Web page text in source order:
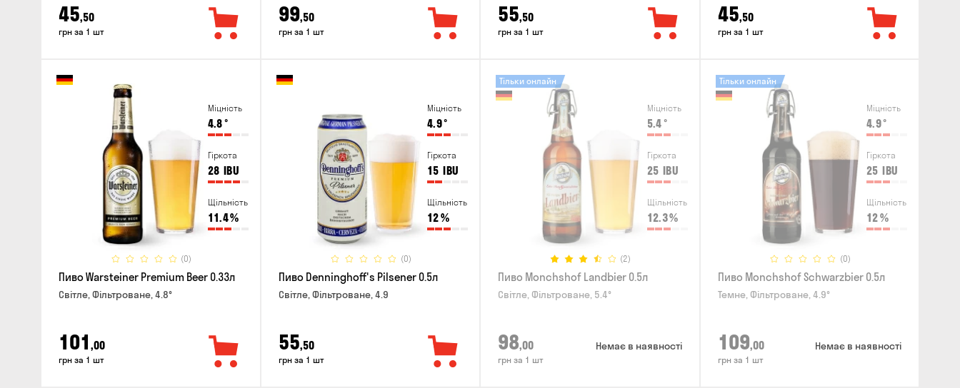
45,50
грн за 1 шт
99,50
грн за 1 шт
55,50
грн за 1 шт
45,50
грн за 1 шт
Міцність
4.8°
Гіркота
28 IBU
Щільність
11.4%
(0)
Пиво Warsteiner Premium Beer 0.33л
Світле, Фільтроване, 4.8°
101 ,00
грн за 1 шт
Міцність
4.9°
Гіркота
15 IBU
Щільність
12%
(0)
Пиво Denninghoff's Pilsener 0.5л
Світле, Фільтроване, 4.9
55,50
грн за 1 шт
Міцність
5.4 °
Гіркота
25 IBU
Щільність
12.3%
(2)
Тільки онлайн
Пиво Monchshof Landbier 0.5л
Світле, Фільтроване, 5.4°
98,00
грн за 1 шт
Немає в наявності
Міцність
4.9°
Гіркота
25 IBU
Щільність
12%
(0)
Тільки онлайн
Пиво Monchshof Schwarzbier 0.5л
Темне, Фільтроване, 4.9°
109,00
грн за 1 шт
Немає в наявності